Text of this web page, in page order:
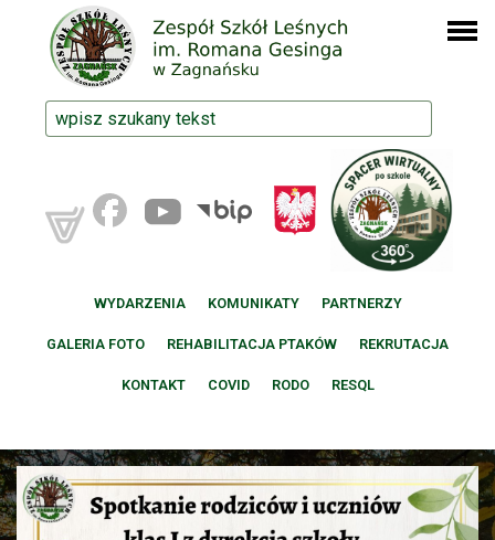
WYDARZENIA KOMUNIKATY PARTNERZY
GALERIA FOTO REHABILITACJA PTAKÓW REKRUTACJA
KONTAKT COVID RODO RESQL